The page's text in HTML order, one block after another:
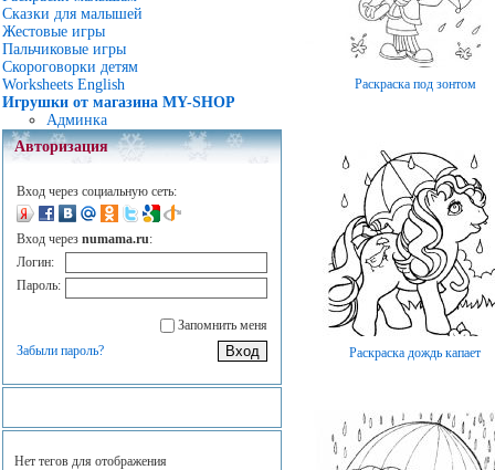
Сказки для малышей
Жестовые игры
Пальчиковые игры
Скороговорки детям
Worksheets English
Игрушки от магазина MY-SHOP
Админка
Авторизация
Вход через социальную сеть:
Вход через numama.ru:
Логин:
Пароль:
Запомнить меня
Забыли пароль?
Нет тегов для отображения
Раскраска под зонтом
Раскраска дождь капает